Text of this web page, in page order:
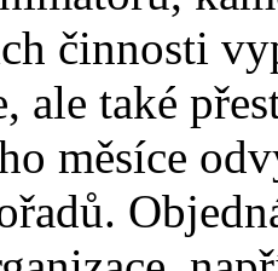
činnosti
ale také
měsíce